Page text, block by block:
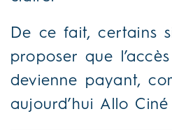
De ce fait, certains
proposer que
devienne payant,
aujourd’hui Allo